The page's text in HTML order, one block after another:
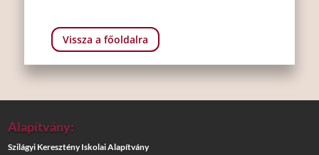
Vissza a főoldalra
Alapítvány:
Szilágyi Keresztény Iskolai Alapítvány